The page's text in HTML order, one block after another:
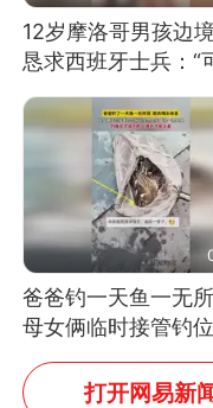
12岁摩洛哥男孩边
恳求西班牙士兵：“
可以不要把我遣返
爸爸钓一天鱼一无所
母女俩临时接管钓
玩具鱼竿钓上大鱼
打开网易新